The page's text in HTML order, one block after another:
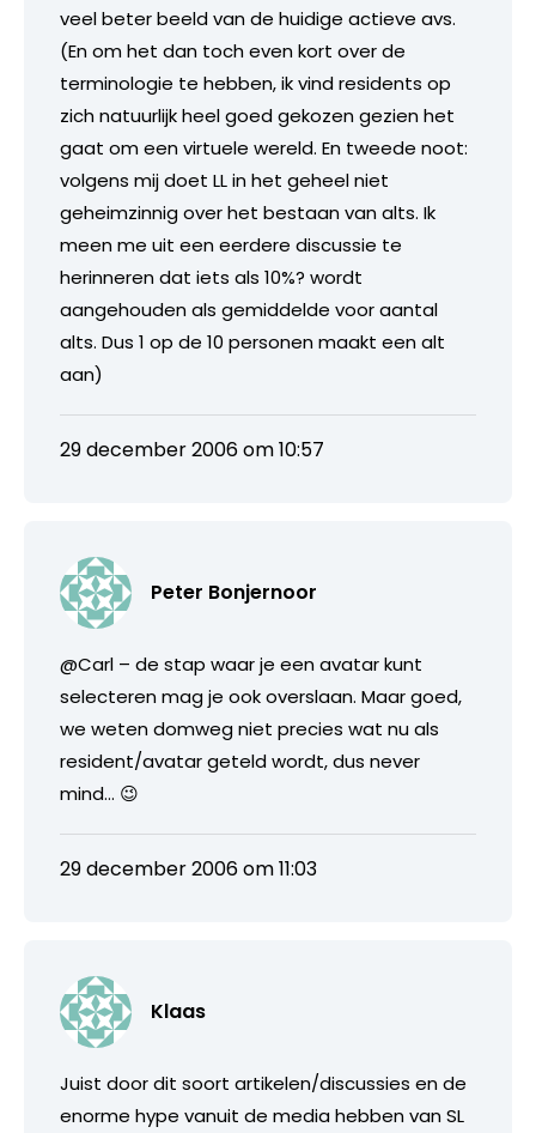
veel beter beeld van de huidige actieve avs.
(En om het dan toch even kort over de
terminologie te hebben, ik vind residents op
zich natuurlijk heel goed gekozen gezien het
gaat om een virtuele wereld. En tweede noot:
volgens mij doet LL in het geheel niet
geheimzinnig over het bestaan van alts. Ik
meen me uit een eerdere discussie te
herinneren dat iets als 10%? wordt
aangehouden als gemiddelde voor aantal
alts. Dus 1 op de 10 personen maakt een alt
aan)
29 december 2006 om 10:57
Peter Bonjernoor
@Carl – de stap waar je een avatar kunt
selecteren mag je ook overslaan. Maar goed,
we weten domweg niet precies wat nu als
resident/avatar geteld wordt, dus never
mind… 😉
29 december 2006 om 11:03
Klaas
Juist door dit soort artikelen/discussies en de
enorme hype vanuit de media hebben van SL